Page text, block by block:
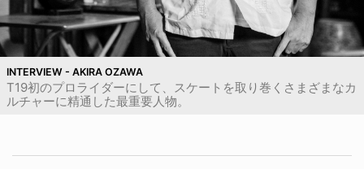
INTERVIEW - AKIRA OZAWA
T19初のプロライダーにして、スケートを取り巻くさまざまなカ
ルチャーに精通した最重要人物。